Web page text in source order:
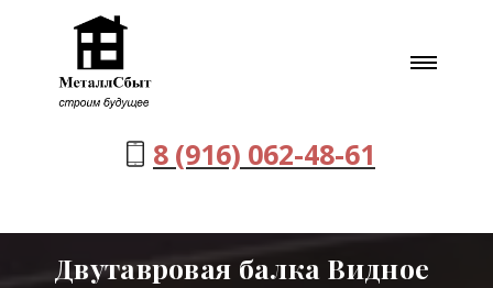
8 (916) 062-48-61
Двутавровая балка Видное